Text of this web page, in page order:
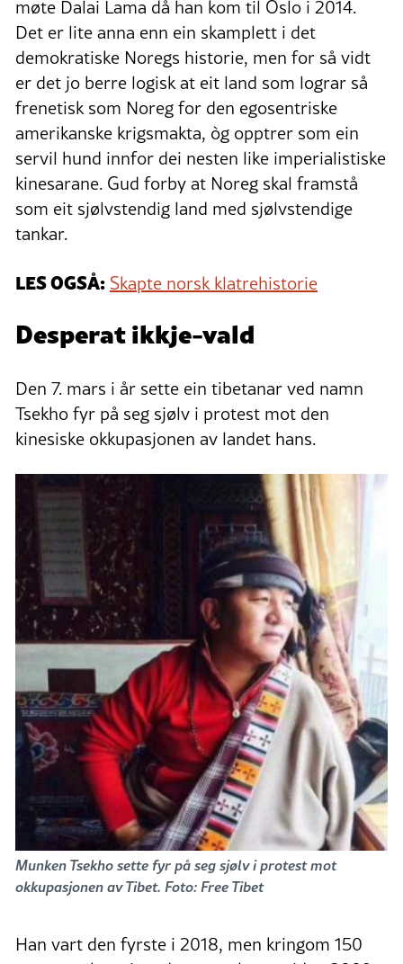
møte Dalai Lama då han kom til Oslo i 2014.
Det er lite anna enn ein skamplett i det
demokratiske Noregs historie, men for så vidt
er det jo berre logisk at eit land som lograr så
frenetisk som Noreg for den egosentriske
amerikanske krigsmakta, òg opptrer som ein
servil hund innfor dei nesten like imperialistiske
kinesarane. Gud forby at Noreg skal framstå
som eit sjølvstendig land med sjølvstendige
tankar.
LES OGSÅ: Skapte norsk klatrehistorie
Desperat ikkje-vald
Den 7. mars i år sette ein tibetanar ved namn
Tsekho fyr på seg sjølv i protest mot den
kinesiske okkupasjonen av landet hans.
Munken Tsekho sette fyr på seg sjølv i protest mot
okkupasjonen av Tibet. Foto: Free Tibet
Han vart den fyrste i 2018, men kringom 150